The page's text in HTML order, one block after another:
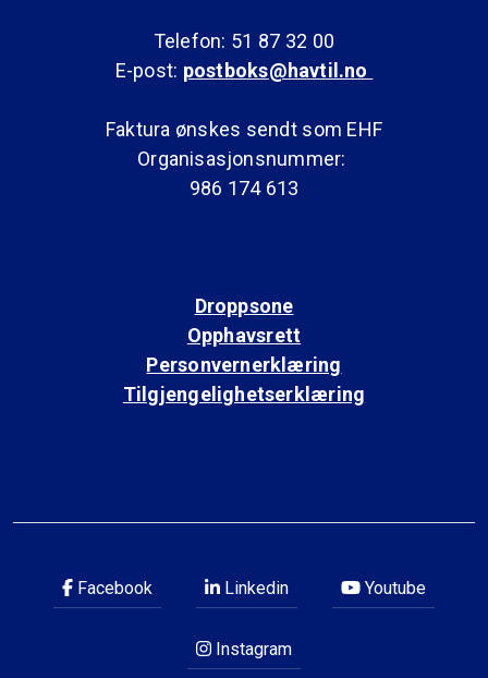
Telefon: 51 87 32 00
E-post: postboks@havtil.no
Faktura ønskes sendt som EHF
Organisasjonsnummer:
986 174 613
Droppsone
Opphavsrett
Personvernerklæring
Tilgjengelighetserklæring
Facebook Linkedin Youtube
Instagram